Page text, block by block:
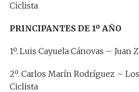
Ciclista
PRINCIPANTES DE 1º AÑO
1º. Luis Cayuela Cánovas – Juan
2º. Carlos Marín Rodríguez –
Ciclista